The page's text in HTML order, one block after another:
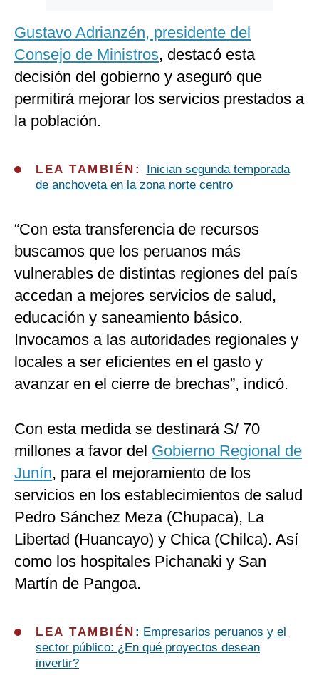
Gustavo Adrianzén, presidente del
Consejo de Ministros, destacó esta
decisión del gobierno y aseguró que
permitirá mejorar los servicios prestados a
la población.
LEA TAMBIÉN:
Inician segunda temporada
de anchoveta en la zona norte centro
“Con esta transferencia de recursos
buscamos que los peruanos más
vulnerables de distintas regiones del país
accedan a mejores servicios de salud,
educación y saneamiento básico.
Invocamos a las autoridades regionales y
locales a ser eficientes en el gasto y
avanzar en el cierre de brechas”, indicó.
Con esta medida se destinará S/ 70
millones a favor del Gobierno Regional de
Junín, para el mejoramiento de los
servicios en los establecimientos de salud
Pedro Sánchez Meza (Chupaca), La
Libertad (Huancayo) y Chica (Chilca). Así
como los hospitales Pichanaki y San
Martín de Pangoa.
LEA TAMBIÉN : Empresarios peruanos y el
sector público: ¿En qué proyectos desean
invertir?